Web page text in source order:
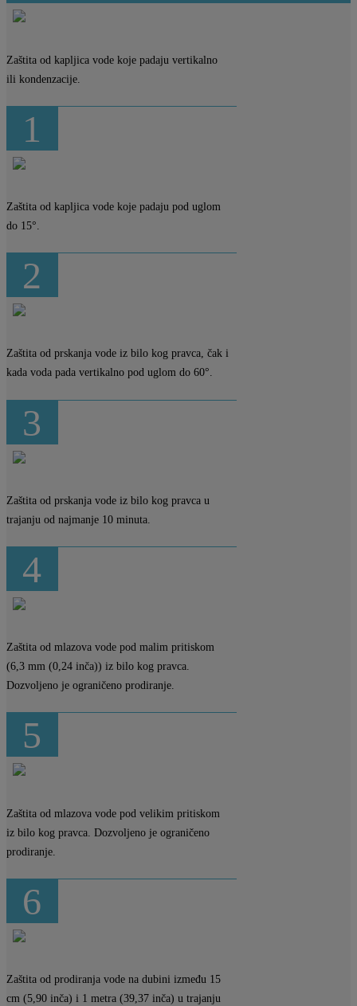
Zaštita od kapljica vode koje padaju vertikalno
ili kondenzacije.
1
Zaštita od kapljica vode koje padaju pod uglom
do 15°.
2
Zaštita od prskanja vode iz bilo kog pravca, čak i
kada voda pada vertikalno pod uglom do 60°.
3
Zaštita od prskanja vode iz bilo kog pravca u
trajanju od najmanje 10 minuta.
4
Zaštita od mlazova vode pod malim pritiskom
(6,3 mm (0,24 inča)) iz bilo kog pravca.
Dozvoljeno je ograničeno prodiranje.
5
Zaštita od mlazova vode pod velikim pritiskom
iz bilo kog pravca. Dozvoljeno je ograničeno
prodiranje.
6
Zaštita od prodiranja vode na dubini između 15
cm (5,90 inča) i 1 metra (39,37 inča) u trajanju